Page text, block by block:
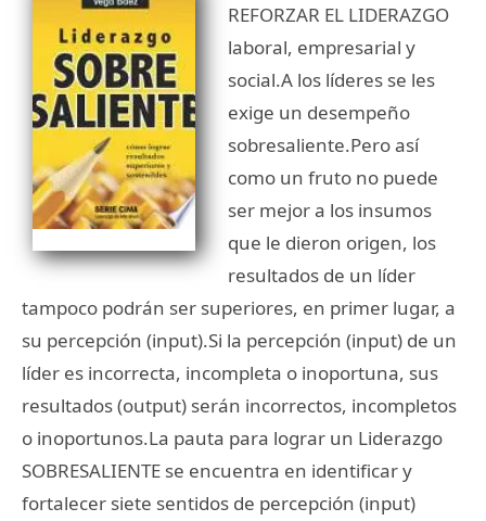
REFORZAR EL LIDERAZGO
laboral, empresarial y
social.A los líderes se les
exige un desempeño
sobresaliente.Pero así
como un fruto no puede
ser mejor a los insumos
que le dieron origen, los
resultados de un líder
tampoco podrán ser superiores, en primer lugar, a
su percepción (input).Si la percepción (input) de un
líder es incorrecta, incompleta o inoportuna, sus
resultados (output) serán incorrectos, incompletos
o inoportunos.La pauta para lograr un Liderazgo
SOBRESALIENTE se encuentra en identificar y
fortalecer siete sentidos de percepción (input)